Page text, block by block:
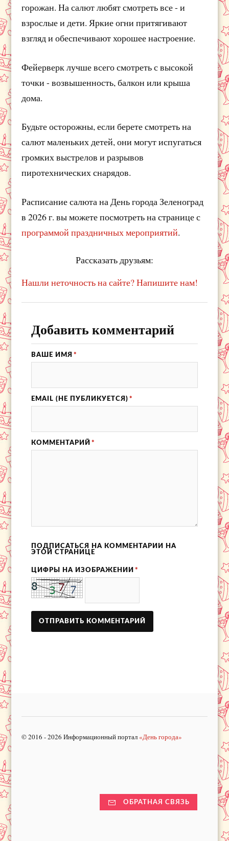
горожан. На салют любят смотреть все - и
взрослые и дети. Яркие огни притягивают
взгляд и обеспечивают хорошее настроение.
Фейерверк лучше всего смотреть с высокой
точки - возвышенность, балкон или крыша
дома.
Будьте осторожны, если берете смотреть на
салют маленьких детей, они могут испугаться
громких выстрелов и разрывов
пиротехнических снарядов.
Расписание салюта на День города Зеленоград
в 2026 г. вы можете посмотреть на странице с
программой праздничных мероприятий.
Рассказать друзьям:
Нашли неточность на сайте? Напишите нам!
Добавить комментарий
ВАШЕ ИМЯ *
EMAIL (НЕ ПУБЛИКУЕТСЯ) *
КОММЕНТАРИЙ *
ПОДПИСАТЬСЯ НА КОММЕНТАРИИ НА
ЭТОЙ СТРАНИЦЕ
ЦИФРЫ НА ИЗОБРАЖЕНИИ *
© 2016 - 2026 Информационный портал «День города»
ОБРАТНАЯ СВЯЗЬ